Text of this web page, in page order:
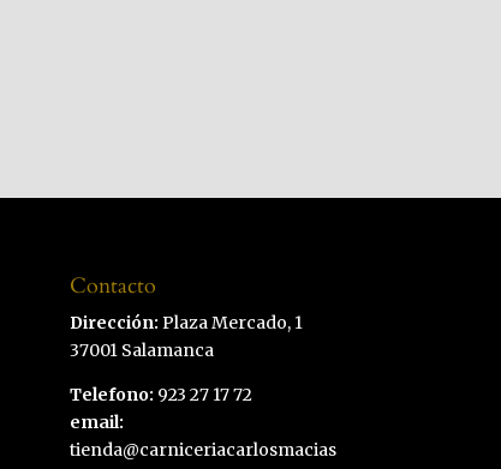
Contacto
Dirección: Plaza Mercado, 1
37001 Salamanca
Telefono: 923 27 17 72
email:
tienda@carniceriacarlosmacias